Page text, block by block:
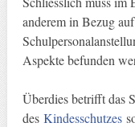
anderem in Bezug
Aspekte befunden
Überdies betrifft das
des Kindesschutzes